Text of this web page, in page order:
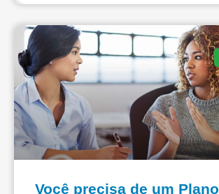
Você precisa de um Plano